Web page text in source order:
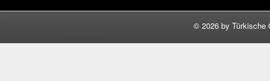
© 2026 by Türkische